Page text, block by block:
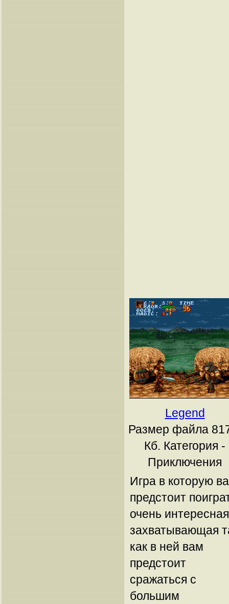
Legend
Размер файла
Кб. Категория -
Приключения
Игра в которую
предстоит
очень
захватывающая
как в ней вам
предстоит
сражаться с
большим